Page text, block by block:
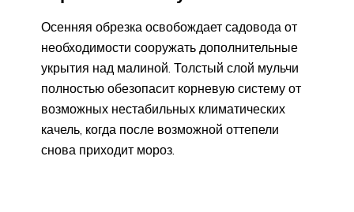
Осенняя обрезка освобождает садовода от
необходимости сооружать дополнительные
укрытия над малиной. Толстый слой мульчи
полностью обезопасит корневую систему от
возможных нестабильных климатических
качель, когда после возможной оттепели
снова приходит мороз.